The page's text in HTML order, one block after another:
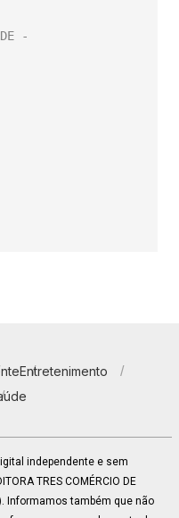
Entretenimento
independente e sem
TRES COMÉRCIO DE
Informamos também que não